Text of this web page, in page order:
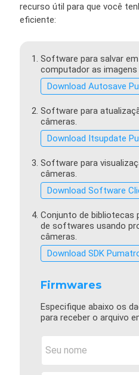
recurso útil para que você
eficiente:
Software para salvar
computador as imagens
Download Autosave
Software para
câmeras.
Download Itsupdate
Software para
câmeras.
Download Software
Conjunto de bibliotecas
de softwares usando
câmeras.
Download SDK
Firmwares
Especifique abaixo os
para receber o arquivo